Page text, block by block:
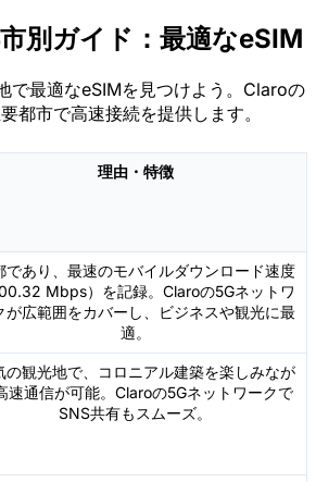
別ガイド：最適なeSIM
で最適なeSIMを見つけよう。Claroの
都市で高速接続を提供します。
理由・特徴
であり、最速のモバイルダウンロード速度
Mbps）を記録。Claroの5Gネットワ
が広範囲をカバーし、ビジネスや観光に最
適。
の観光地で、コロニアル建築を楽しみなが
速通信が可能。Claroの5Gネットワークで
SNS共有もスムーズ。